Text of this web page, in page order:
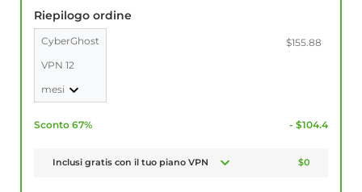
Riepilogo ordine
CyberGhost
VPN 12
mesi
$155.88
Sconto 67% - $104.4
Inclusi gratis con il tuo piano VPN $0